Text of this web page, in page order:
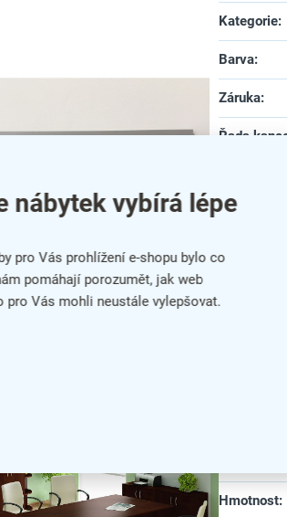
nábytek vybírá lépe
pro Vás prohlížení e-shopu bylo co
pomáhají porozumět, jak web
pro Vás mohli neustále vylepšovat.
Kategorie:
Barva:
Záruka:
Řada
Materiál
Provedení
Síla
Hmotnost: